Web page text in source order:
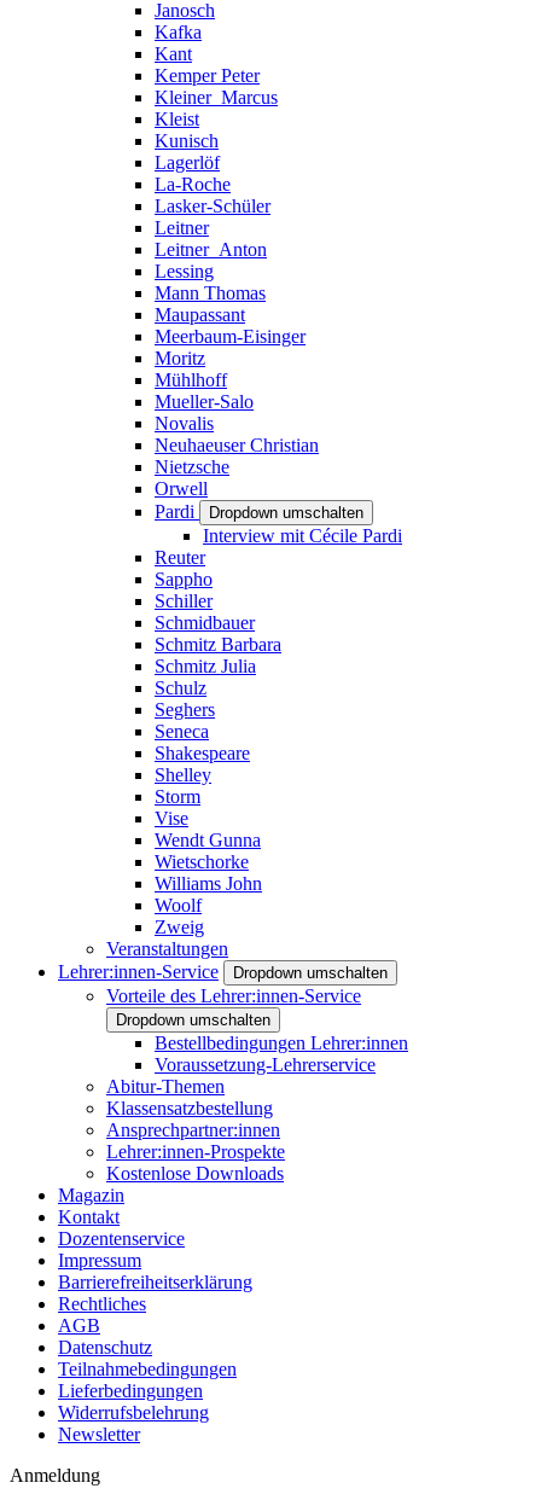
Janosch
Kafka
Kant
Kemper Peter
Kleiner_Marcus
Kleist
Kunisch
Lagerlöf
La-Roche
Lasker-Schüler
Leitner
Leitner_Anton
Lessing
Mann Thomas
Maupassant
Meerbaum-Eisinger
Moritz
Mühlhoff
Mueller-Salo
Novalis
Neuhaeuser Christian
Nietzsche
Orwell
Pardi
Dropdown umschalten
Interview mit Cécile Pardi
Reuter
Sappho
Schiller
Schmidbauer
Schmitz Barbara
Schmitz Julia
Schulz
Seghers
Seneca
Shakespeare
Shelley
Storm
Vise
Wendt Gunna
Wietschorke
Williams John
Woolf
Zweig
Veranstaltungen
Lehrer:innen-Service
Dropdown umschalten
Vorteile des Lehrer:innen-Service
Dropdown umschalten
Bestellbedingungen Lehrer:innen
Voraussetzung-Lehrerservice
Abitur-Themen
Klassensatzbestellung
Ansprechpartner:innen
Lehrer:innen-Prospekte
Kostenlose Downloads
Magazin
Kontakt
Dozentenservice
Impressum
Barrierefreiheitserklärung
Rechtliches
AGB
Datenschutz
Teilnahmebedingungen
Lieferbedingungen
Widerrufsbelehrung
Newsletter
Anmeldung